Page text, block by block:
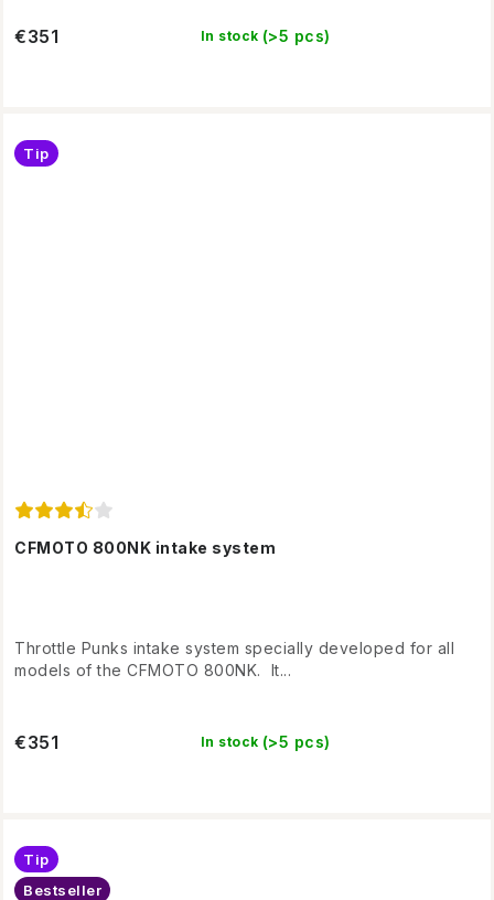
In stock (>5 pcs)
€351
CFMOTO 800NK intake system
Tip
In stock (>5 pcs)
€351
Throttle Punks intake system specially developed for all
models of the CFMOTO 800NK. It...
Tip
Bestseller